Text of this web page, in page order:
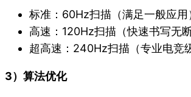
标准：60Hz扫描（满足一般应用
高速：120Hz扫描（快速书写无断
超高速：240Hz扫描（专业电竞
3）算法优化